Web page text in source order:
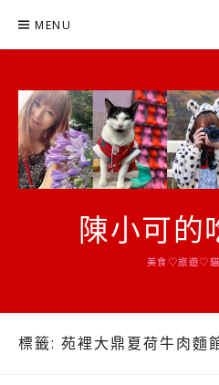
MENU
陳小可的
美食♡旅遊♡
標籤: 苑裡大鼎夏荷牛肉麵